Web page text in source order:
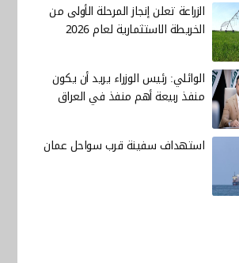
الزراعة تعلن إنجاز المرحلة الأولى من
الخريطة الاستثمارية لعام 2026
الوائلي: رئيس الوزراء يريد أن يكون
منفذ ربيعة أهم منفذ في العراق
استهداف سفينة قرب سواحل عمان